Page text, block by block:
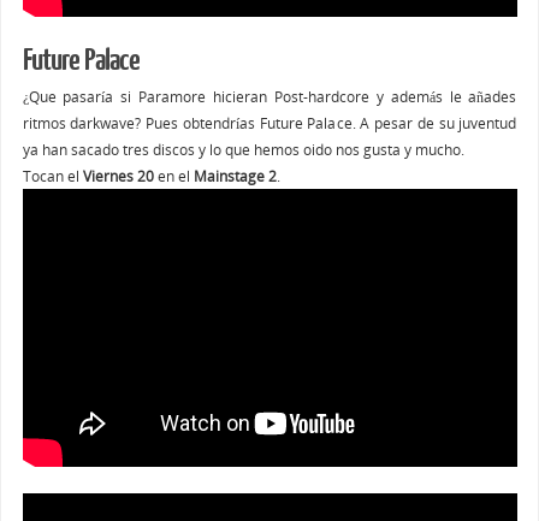
Future Palace
¿Que pasaría si Paramore hicieran Post-hardcore y además le añades
ritmos darkwave? Pues obtendrías Future Palace. A pesar de su juventud
ya han sacado tres discos y lo que hemos oido nos gusta y mucho.
Tocan el Viernes 20en el Mainstage 2.